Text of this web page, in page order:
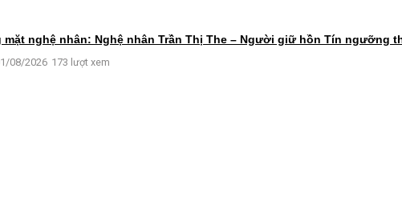
mặt nghệ nhân: Nghệ nhân Trần Thị The – Người giữ hồn Tín ngưỡng
08/2026 173 lượt xem